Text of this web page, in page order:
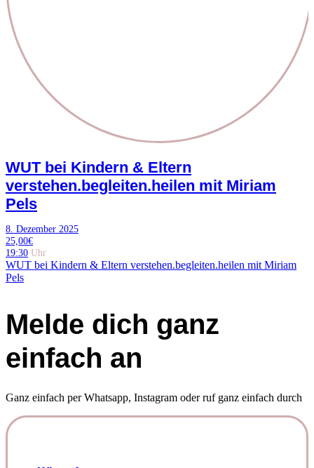
WUT bei Kindern & Eltern
verstehen.begleiten.heilen mit Miriam
Pels
8. Dezember 2025
25,00€
19:30 Uhr
WUT bei Kindern & Eltern verstehen.begleiten.heilen mit Miriam
Pels
Melde dich ganz
einfach an
Ganz einfach per Whatsapp, Instagram oder ruf ganz einfach durch